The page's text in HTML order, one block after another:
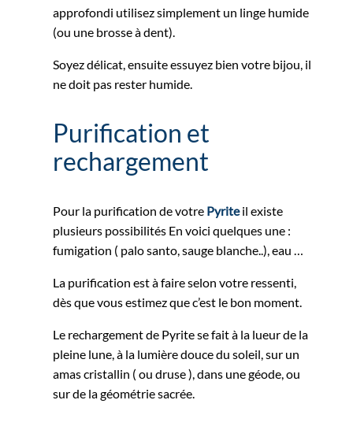
approfondi utilisez simplement un linge humide
(ou une brosse à dent).
Soyez délicat, ensuite essuyez bien votre bijou, il
ne doit pas rester humide.
Purification et
rechargement
Pour la purification de votre Pyriteil existe
plusieurs possibilités En voici quelques une :
fumigation ( palo santo, sauge blanche..), eau …
La purification est à faire selon votre ressenti,
dès que vous estimez que c’est le bon moment.
Le rechargement de Pyrite se fait à la lueur de la
pleine lune, à la lumière douce du soleil, sur un
amas cristallin ( ou druse ), dans une géode, ou
sur de la géométrie sacrée.